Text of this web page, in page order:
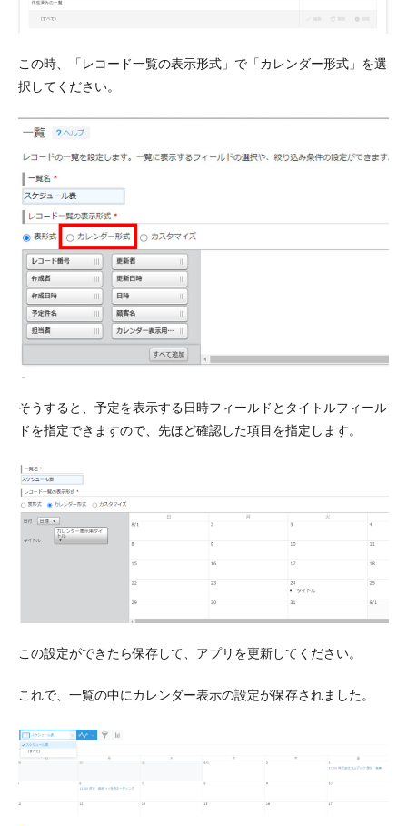
この時、「レコード一覧の表示形式」で「カレンダー形式」を選
択してください。
そうすると、予定を表示する日時フィールドとタイトルフィール
ドを指定できますので、先ほど確認した項目を指定します。
この設定ができたら保存して、アプリを更新してください。
これで、一覧の中にカレンダー表示の設定が保存されました。